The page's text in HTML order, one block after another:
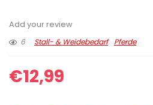
Add your review
6
Stall- & Weidebedarf Pferde
€12,99